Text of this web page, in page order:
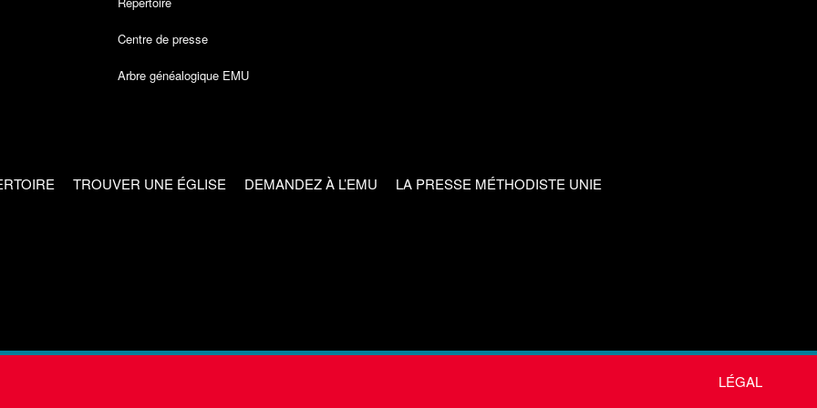
Centre de presse
Arbre généalogique EMU
TROUVER UNE ÉGLISE DEMANDEZ À L’EMU LA PRESSE MÉTHODISTE UNIE
LÉGAL